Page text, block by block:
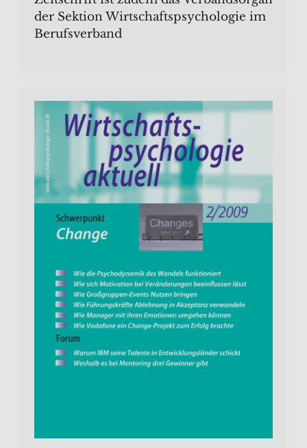
der Sektion Wirtschaftspsychologie im
Berufsverband